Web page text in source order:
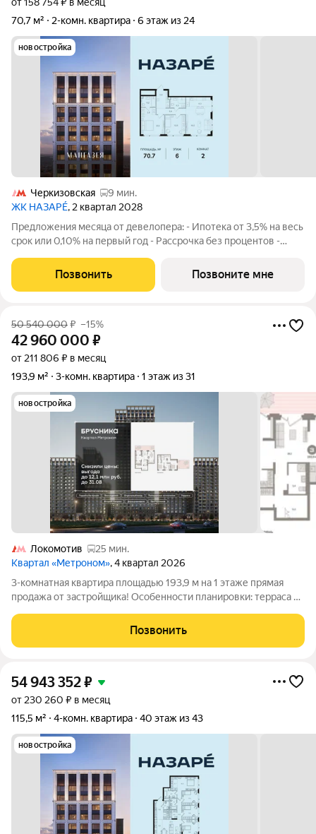
70,7 м²
2-комн. квартира 6 этаж из 24
новостройка
Черкизовская
9 мин.
ЖК НАЗАРÉ, 2 квартал 2028
Предложения месяца от девелопера: - Ипотека от 3,5% на весь
срок или 0,10% на первый год - Рассрочка без процентов -
Просторная 2-комнатная квартира. Общая площадь - 70.7 м2 на
6 этаже, с
Позвонить Позвоните мне
50 540 000₽ –15%
42 960 000 ₽
от 211 806 ₽ в месяц
193,9 м²
3-комн. квартира 1 этаж из 31
новостройка
Локомотив
25 мин.
Квартал «Метроном», 4 квартал 2026
3-комнатная квартира площадью 193,9 м на 1 этаже прямая
продажа от застройщика! Особенности планировки: терраса на
и выше, терраса, второй санузел, двухуровневая, постирочная,
снизили цены до
Позвонить
54 943 352₽
от 230 260 ₽ в месяц
115,5 м²
4-комн. квартира 40 этаж из 43
новостройка